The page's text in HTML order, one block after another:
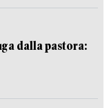
dalla pastora: